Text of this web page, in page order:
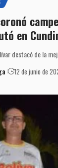
en
destacó de la
12 de junio de